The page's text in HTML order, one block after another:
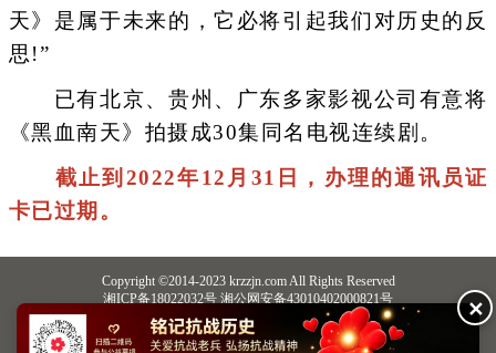
天》是属于未来的，它必将引起我们对历史的反
思!”
已有北京、贵州、广东多家影视公司有意将
《黑血南天》拍摄成30集同名电视连续剧。
截止到2022年12月31日，办理的通讯员证
卡已过期。
Copyright ©2014-2023 krzzjn.com All Rights Reserved
湘ICP备18022032号 湘公网安备43010402000821号
中央网信办违法和不良信息举报中心
长沙市互联网违法和不良信息举报中心
不良信息举报电话：0731-85531328 19198230121（微信同号）
纠错电话：18182129125 15116420702
✕